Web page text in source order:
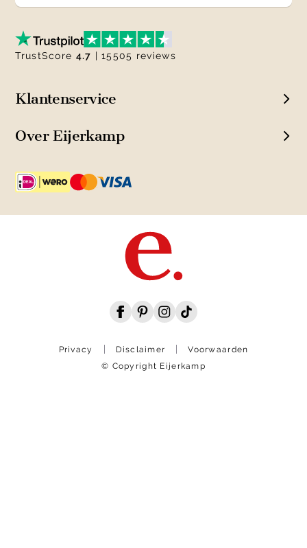
Klantenservice
Over Eijerkamp
TrustScore 4.7 | 15505 reviews
Privacy Disclaimer
Voorwaarden
© Copyright Eijerkamp